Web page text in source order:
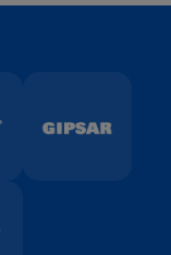
+421 903
779 233